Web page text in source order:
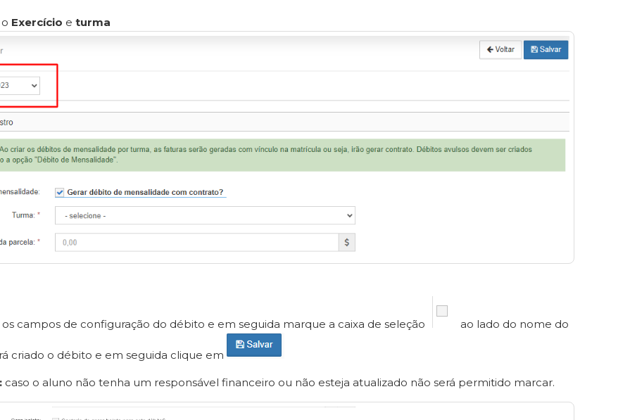
Exercício eturma
campos de configuração do débito e em seguida marque a caixa de seleção ao lado do nome do
criado o débito e em seguida clique em
caso o aluno não tenha um responsável financeiro ou não esteja atualizado não será permitido marcar.